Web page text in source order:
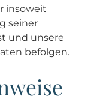
insoweit
seiner
und unsere
befolgen.